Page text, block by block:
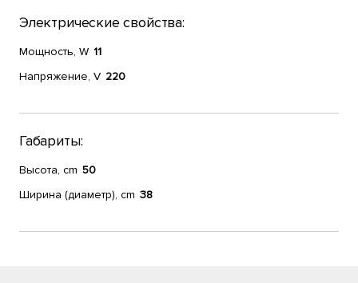
Электрические свойства:
Мощность, W 11
Напряжение, V 220
Габариты:
Высота, cm 50
Ширина (диаметр), cm 38